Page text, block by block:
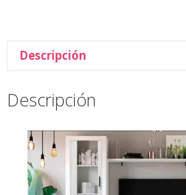
Descripción
Descripción